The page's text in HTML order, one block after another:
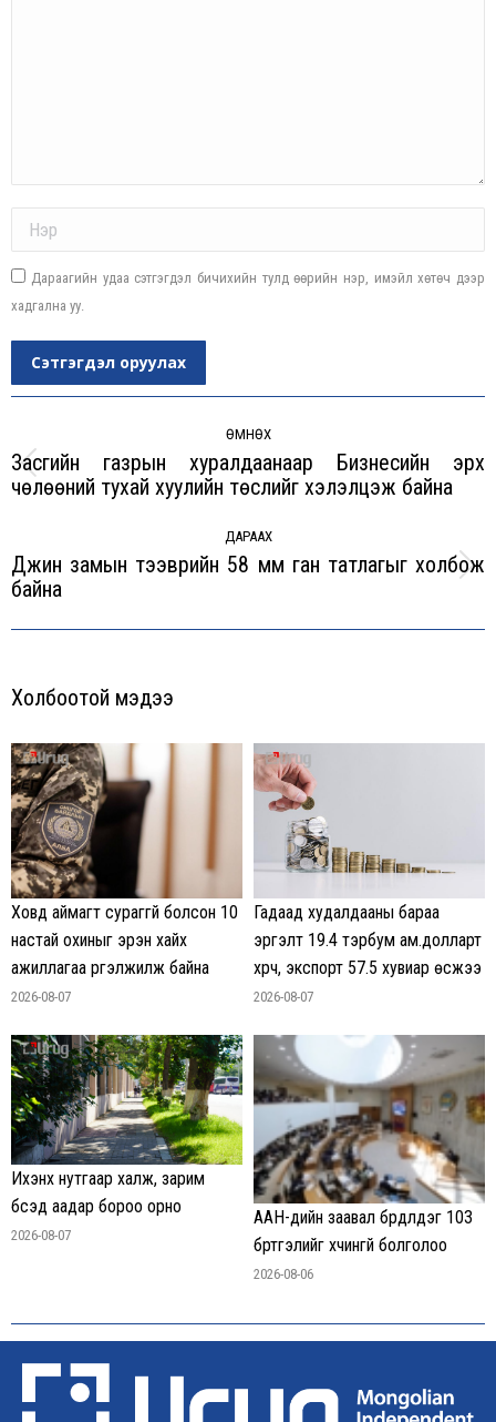
Дараагийн удаа сэтгэгдэл бичихийн тулд өөрийн нэр, имэйл хөтөч дээр
хадгална уу.
Сэтгэгдэл оруулах
ӨМНӨХ
Previous
Засгийн газрын хуралдаанаар Бизнесийн эрх
чөлөөний тухай хуулийн төслийг хэлэлцэж байна
ДАРААХ
Next
Дүүжин замын тээврийн 58 мм ган татлагыг холбож
байна
Холбоотой мэдээ
Ховд аймагт сураггүй болсон 10
настай охиныг эрэн хайх
ажиллагаа үргэлжилж байна
2026-08-07
Гадаад худалдааны бараа
эргэлт 19.4 тэрбум ам.долларт
хүрч, экспорт 57.5 хувиар өсжээ
2026-08-07
Ихэнх нутгаар халж, зарим
бүсэд аадар бороо орно
2026-08-07
ААН-үүдийн заавал бүрдүүлдэг 103
бүртгэлийг хүчингүй болголоо
2026-08-06